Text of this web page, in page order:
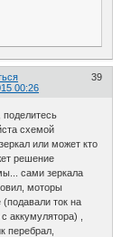
39
00:26
поделитесь
схемой
или может кто
решение
сами зеркала
моторы
(подавали ток на
аккумулятора) ,
перебрал,